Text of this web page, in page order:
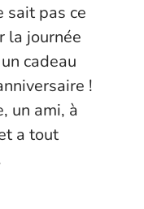
sait pas ce
la journée
cadeau
!
un ami, à
a tout